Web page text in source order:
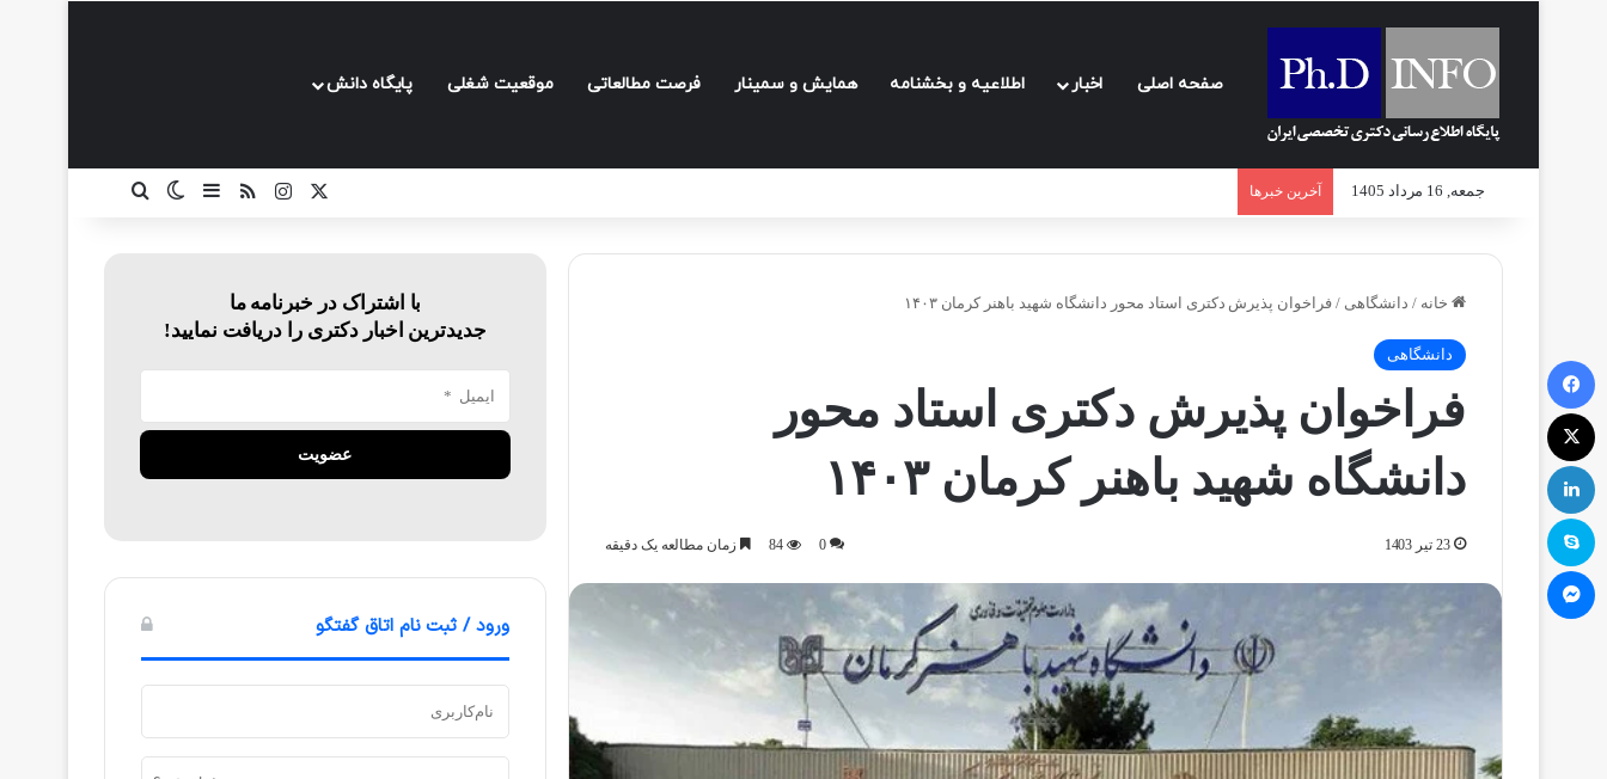
صفحه اصلی اخبار اطلاعیه و بخشنامه‌ همایش و سمینار فرصت مطالعاتی موقعیت شغلی پایگاه دانش
جمعه, 16 مرداد 1405 آخرین خبرها ایکساینستاگرام
خوراکسایدبارتغییر پوسته
خانه / دانشگاهی / فراخوان پذیرش دکتری استاد محور دانشگاه شهید باهنر کرمان ۱۴۰۳
دانشگاهی
فراخوان پذیرش دکتری استاد محور
دانشگاه شهید باهنر کرمان ۱۴۰۳
23 تیر 1403 0
84 زمان مطالعه یک دقیقه
با اشتراک در خبرنامه ما
جدیدترین اخبار دکتری را دریافت نمایید!
ورود / ثبت نام اتاق گفتگو